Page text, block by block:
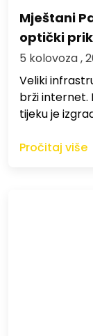
Mještani
optički
5 kolovoza ,
Veliki
brži internet.
tijeku je
Pročitaj više